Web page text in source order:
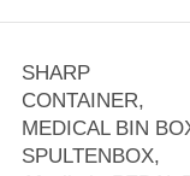
SHARP
CONTAINER,
MEDICAL BIN
SPULTENBOX,